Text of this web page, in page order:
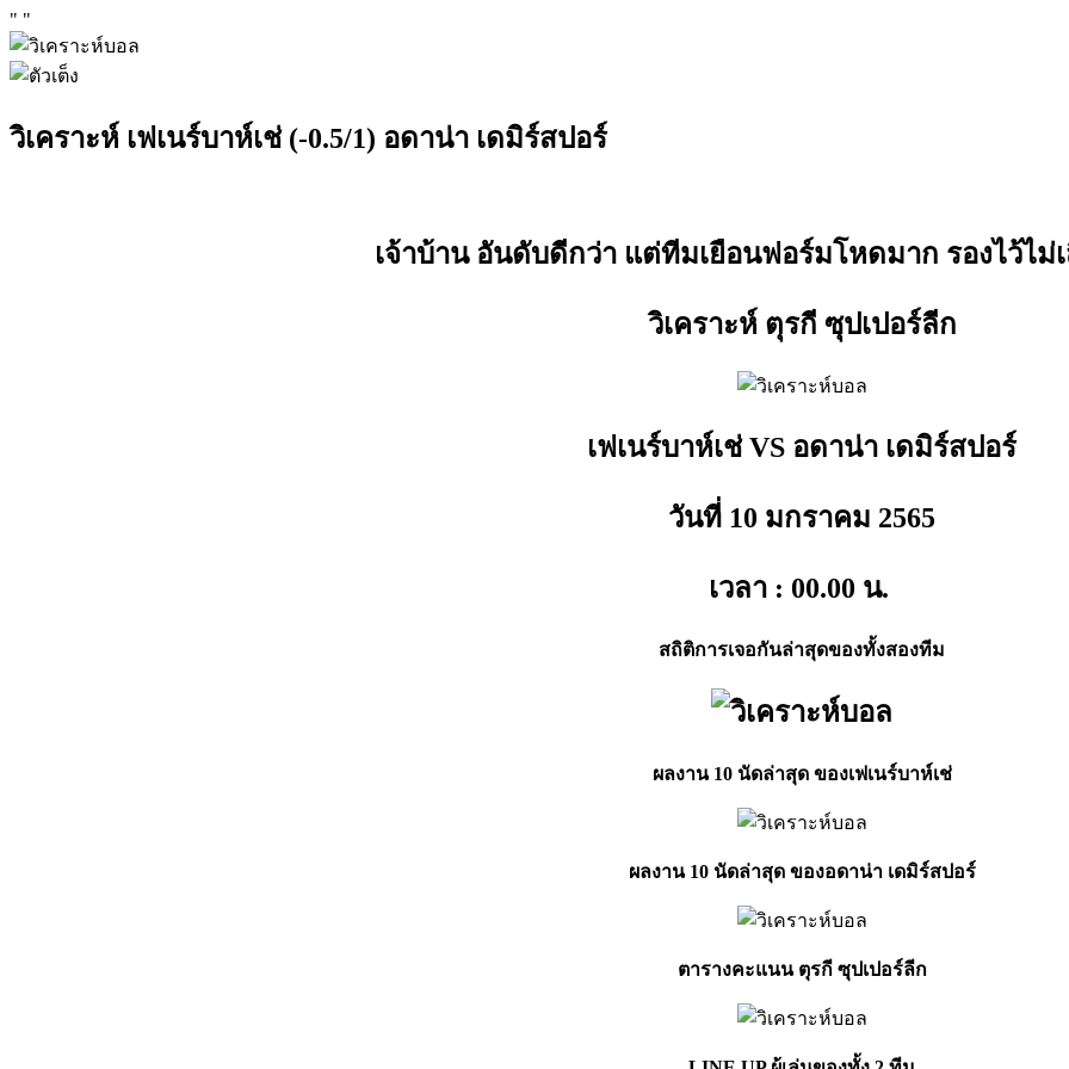
" "
วิเคราะห์ เฟเนร์บาห์เช่ (-0.5/1) อดาน่า เดมิร์สปอร์
เจ้าบ้าน อันดับดีกว่า แต่ทีมเยือนฟอร์มโหดมาก รองไว้ไม่
วิเคราะห์ ตุรกี ซุปเปอร์ลีก
เฟเนร์บาห์เช่ VS อดาน่า เดมิร์สปอร์
วันที่ 10 มกราคม 2565
เวลา : 00.00 น.
สถิติการเจอกันล่าสุดของทั้งสองทีม
ผลงาน 10 นัดล่าสุด ของเฟเนร์บาห์เช่
ผลงาน 10 นัดล่าสุด ของอดาน่า เดมิร์สปอร์
ตารางคะแนน ตุรกี ซุปเปอร์ลีก